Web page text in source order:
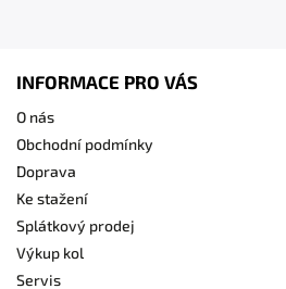
INFORMACE PRO VÁS
O nás
Obchodní podmínky
Doprava
Ke stažení
Splátkový prodej
Výkup kol
Servis